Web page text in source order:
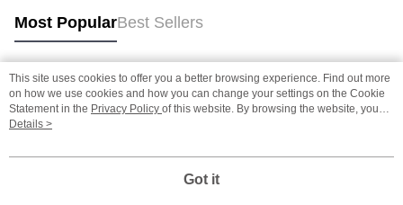
Most PopularBest Sellers
Popular Tags
This site uses cookies to offer you a better browsing experience. Find out more
on how we use cookies and how you can change your settings on the Cookie
Statement in the Privacy Policy of this website. By browsing the website, you
agree to our use of cookies as described in our Cookie Statement.
Details >
Got it